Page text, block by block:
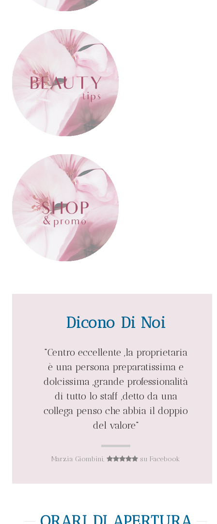
Dicono Di Noi
"Centro eccellente ,la proprietaria
è una persona preparatissima e
dolcissima ,grande professionalità
di tutto lo staff ,detto da una
collega penso che abbia il doppio
del valore"
Marzia Giombini, su Facebook
“Bravissime!!! Uno studio serio,
professionale ma anche
amichevole e rilassante. Mi piace
venire da voi a farmi coccolare”
Silvia Garioni, su Facebook